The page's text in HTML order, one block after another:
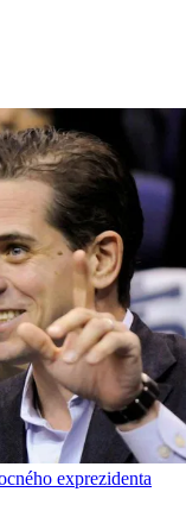
exprezidenta